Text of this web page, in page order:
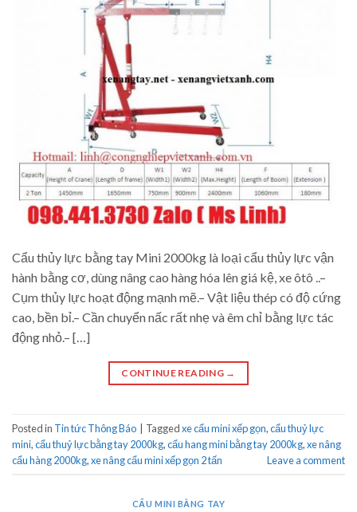
Cẩu thủy lực bằng tay Mini 2000kg là loại cẩu thủy lực vận
hành bằng cơ, dùng nâng cao hàng hóa lên giá kệ, xe ôtô ..–
Cụm thủy lực hoạt động mạnh mẽ.– Vật liệu thép có độ cứng
cao, bền bỉ.– Cần chuyển nấc rất nhẹ và êm chỉ bằng lực tác
động nhỏ.– […]
CONTINUE READING →
Posted in Tin tức Thông Báo Taggedxe cẩu mini xếp gọn,cẩu thuỷ lực
mini,cẩu thuỷ lực bằng tay 2000kg,cẩu hang mini bằng tay 2000kg,xe nâng
cẩu hàng 2000kg,xe nâng cẩu mini xếp gọn 2 tấn Leave a comment
CẨU MINI BẰNG TAY